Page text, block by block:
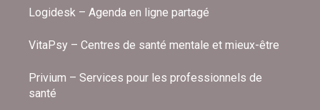
Logidesk – Agenda en ligne partagé
VitaPsy – Centres de santé mentale et mieux-être
Privium – Services pour les professionnels de
santé